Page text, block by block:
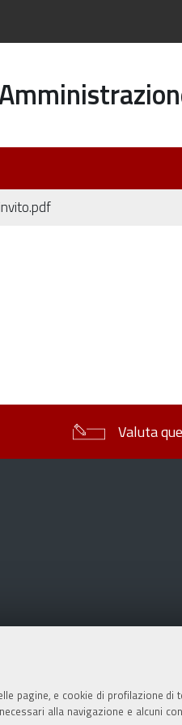
pagine, e cookie di profilazione di
alla navigazione e alcuni
Valuta